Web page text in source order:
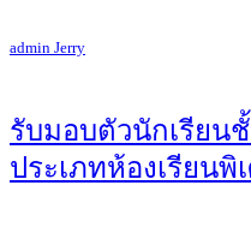
admin Jerry
รับมอบตัวนักเรียน
ประเภทห้องเรียนพิ